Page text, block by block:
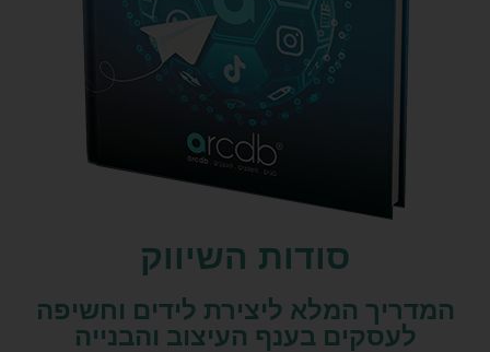
סודות השיווק​
המדריך המלא ליצירת לידים וחשיפה
לעסקים בענף העיצוב והבנייה